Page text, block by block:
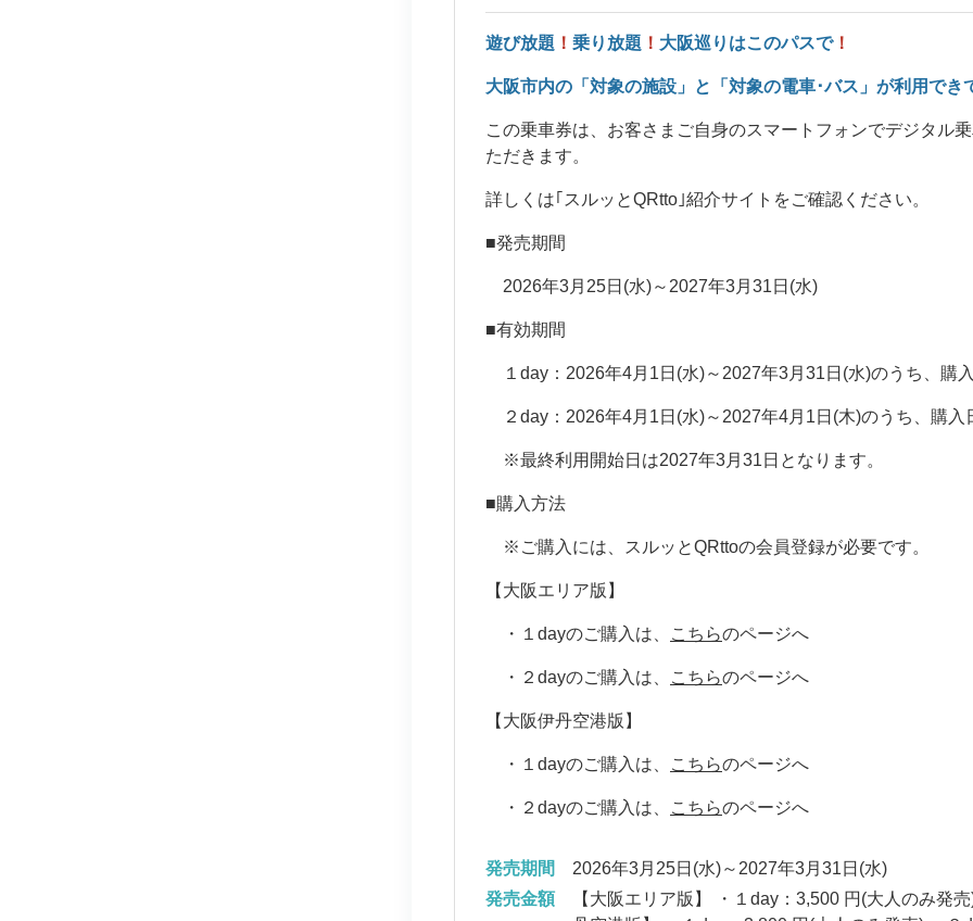
遊び放題 ！ 乗り放題 ！ 大阪巡りはこのパスで！
大阪市内の「対象の施設」と「対象の電車･バス」が利用でき
この乗車券は、お客さまご自身のスマートフォンでデジタル
ただきます。
詳しくは｢ スルッとQRtto ｣紹介サイトをご確認ください。
■発売期間
2026年3月25日(水)～2027年3月31日(水)
■有効期間
１day：2026年4月1日(水)～2027年3月31日(水)のうち、購
２day：2026年4月1日(水)～2027年4月1日(木)のうち、購入
※最終利用開始日は2027年3月31日となります。
■購入方法
※ご購入には、 スルッとQRttoの会員登録が必要です。
【大阪エリア版】
・１dayのご購入は、 こちらのページへ
・２dayのご購入は、 こちらのページへ
【大阪伊丹空港版】
・１dayのご購入は、 こちらのページへ
・２dayのご購入は、 こちらのページへ
発売期間
2026年3月25日(水)～2027年3月31日(水)
発売金額
【大阪エリア版】 ・１day：3,500 円(大人のみ発